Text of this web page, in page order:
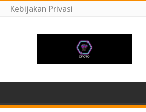
Kebijakan Privasi